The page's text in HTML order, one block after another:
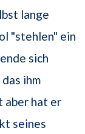
lange
"stehlen" ein
sich
ihm
aber hat er
seines